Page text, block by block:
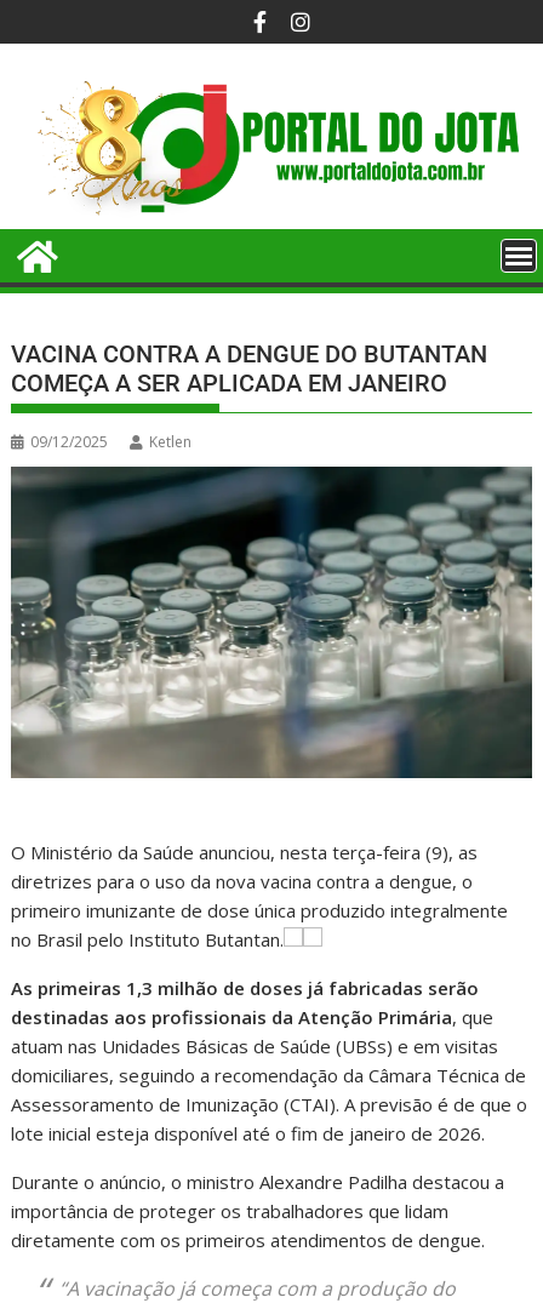
VACINA CONTRA A DENGUE DO BUTANTAN
COMEÇA A SER APLICADA EM JANEIRO
09/12/2025 Ketlen
O Ministério da Saúde anunciou, nesta terça-feira (9), as
diretrizes para o uso da nova vacina contra a dengue, o
primeiro imunizante de dose única produzido integralmente
no Brasil pelo Instituto Butantan.
As primeiras 1,3 milhão de doses já fabricadas serão
destinadas aos profissionais da Atenção Primária, que
atuam nas Unidades Básicas de Saúde (UBSs) e em visitas
domiciliares, seguindo a recomendação da Câmara Técnica de
Assessoramento de Imunização (CTAI). A previsão é de que o
lote inicial esteja disponível até o fim de janeiro de 2026.
Durante o anúncio, o ministro Alexandre Padilha destacou a
importância de proteger os trabalhadores que lidam
diretamente com os primeiros atendimentos de dengue.
“A vacinação já começa com a produção do